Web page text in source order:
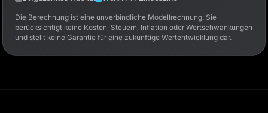
Die Berechnung ist eine unverbindliche Modellrechnung. Sie
berücksichtigt keine Kosten, Steuern, Inflation oder Wertschwankungen
und stellt keine Garantie für eine zukünftige Wertentwicklung dar.